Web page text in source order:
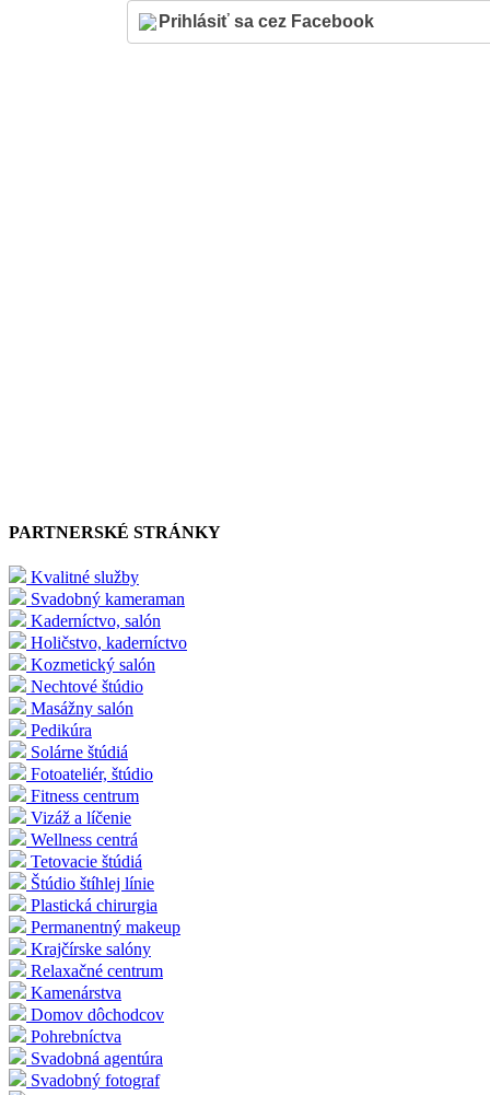
PARTNERSKÉ STRÁNKY
Kvalitné služby
Svadobný kameraman
Kaderníctvo, salón
Holičstvo, kaderníctvo
Kozmetický salón
Nechtové štúdio
Masážny salón
Pedikúra
Solárne štúdiá
Fotoateliér, štúdio
Fitness centrum
Vizáž a líčenie
Wellness centrá
Tetovacie štúdiá
Štúdio štíhlej línie
Plastická chirurgia
Permanentný makeup
Krajčírske salóny
Relaxačné centrum
Kamenárstva
Domov dôchodcov
Pohrebníctva
Svadobná agentúra
Svadobný fotograf